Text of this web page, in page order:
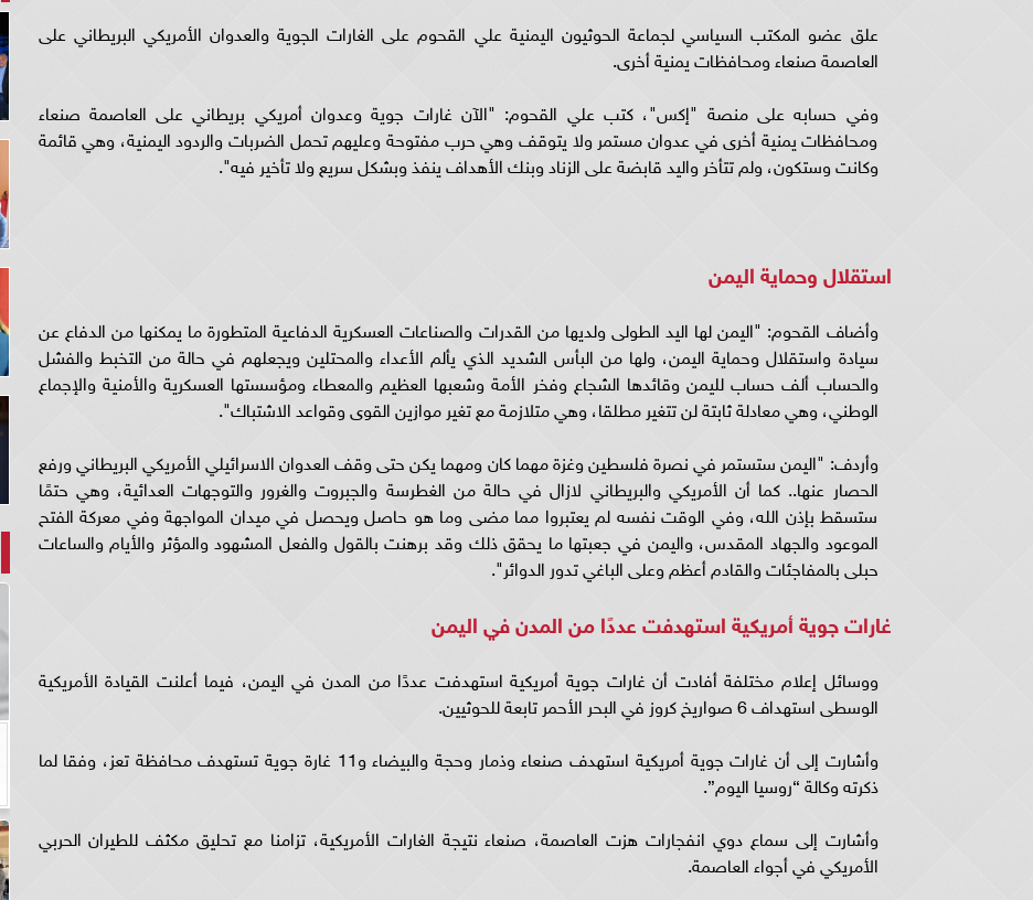
علق عضو المكتب السياسي لجماعة الحوثيون اليمنية علي القحوم على الغارات الجوية والعدوان الأمريكي البريطاني على
العاصمة صنعاء ومحافظات يمنية أخرى.
وفي حسابه على منصة "إكس"، كتب علي القحوم: "الآن غارات جوية وعدوان أمريكي بريطاني على العاصمة صنعاء
ومحافظات يمنية أخرى في عدوان مستمر ولا يتوقف وهي حرب مفتوحة وعليهم تحمل الضربات والردود اليمنية، وهي قائمة
وكانت وستكون، ولم تتأخر واليد قابضة على الزناد وبنك الأهداف ينفذ وبشكل سريع ولا تأخير فيه".
استقلال وحماية اليمن
وأضاف القحوم: "اليمن لها اليد الطولى ولديها من القدرات والصناعات العسكرية الدفاعية المتطورة ما يمكنها من الدفاع عن
سيادة واستقلال وحماية اليمن، ولها من البأس الشديد الذي يألم الأعداء والمحتلين ويجعلهم في حالة من التخبط والفشل
والحساب ألف حساب لليمن وقائدها الشجاع وفخر الأمة وشعبها العظيم والمعطاء ومؤسستها العسكرية والأمنية والإجماع
الوطني، وهي معادلة ثابتة لن تتغير مطلقا، وهي متلازمة مع تغير موازين القوى وقواعد الاشتباك".
وأردف: "اليمن ستستمر في نصرة فلسطين وغزة مهما كان ومهما يكن حتى وقف العدوان الاسرائيلي الأمريكي البريطاني ورفع
الحصار عنها.. كما أن الأمريكي والبريطاني لازال في حالة من الغطرسة والجبروت والغرور والتوجهات العدائية، وهي حتمًا
ستسقط بإذن الله، وفي الوقت نفسه لم يعتبروا مما مضى وما هو حاصل ويحصل في ميدان المواجهة وفي معركة الفتح
الموعود والجهاد المقدس، واليمن في جعبتها ما يحقق ذلك وقد برهنت بالقول والفعل المشهود والمؤثر والأيام والساعات
حبلى بالمفاجئات والقادم أعظم وعلى الباغي تدور الدوائر".
غارات جوية أمريكية استهدفت عددًا من المدن في اليمن
ووسائل إعلام مختلفة أفادت أن غارات جوية أمريكية استهدفت عددًا من المدن في اليمن، فيما أعلنت القيادة الأمريكية
الوسطى استهداف 6 صواريخ كروز في البحر الأحمر تابعة للحوثيين.
وأشارت إلى أن غارات جوية أمريكية استهدف صنعاء وذمار وحجة والبيضاء و11 غارة جوية تستهدف محافظة تعز، وفقا لما
ذكرته وكالة “روسيا اليوم”.
وأشارت إلى سماع دوي انفجارات هزت العاصمة، صنعاء نتيجة الغارات الأمريكية، تزامنا مع تحليق مكثف للطيران الحربي
الأمريكي في أجواء العاصمة.